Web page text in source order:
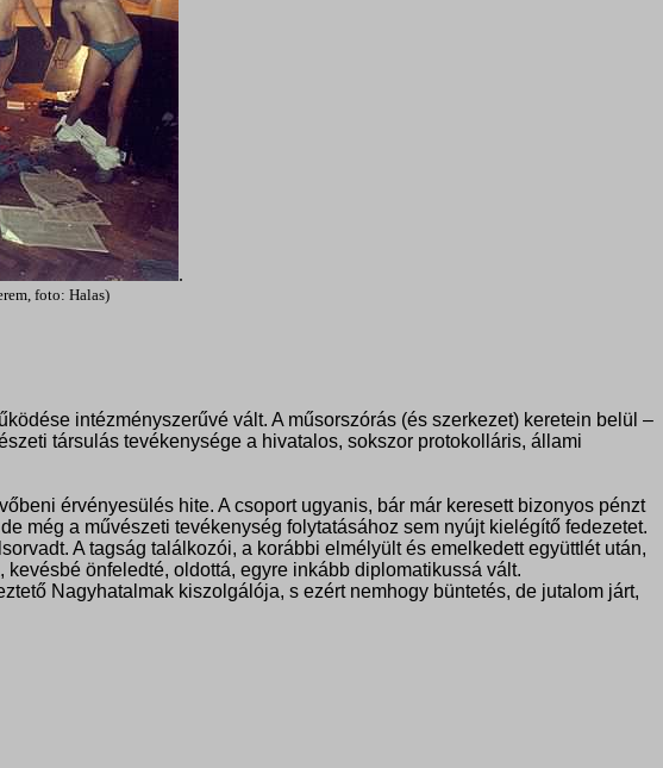
.
foto: Halas)
intézményszerűvé vált. A műsorszórás (és szerkezet) keretein belül –
társulás tevékenysége a hivatalos, sokszor protokolláris, állami
érvényesülés hite. A csoport ugyanis, bár már keresett bizonyos pénzt
még a művészeti tevékenység folytatásához sem nyújt kielégítő fedezetet.
A tagság találkozói, a korábbi elmélyült és emelkedett együttlét után,
önfeledté, oldottá, egyre inkább diplomatikussá vált.
Nagyhatalmak kiszolgálója, s ezért nemhogy büntetés, de jutalom járt,